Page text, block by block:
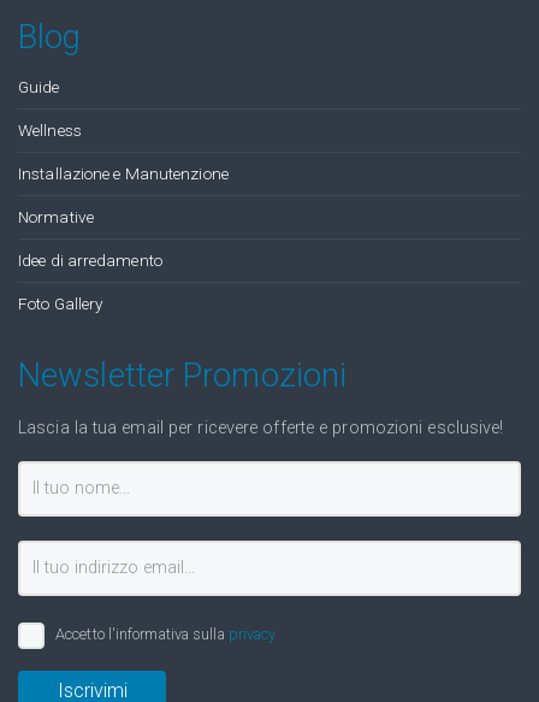
Blog
Guide
Wellness
Installazione e Manutenzione
Normative
Idee di arredamento
Foto Gallery
Newsletter Promozioni
Lascia la tua email per ricevere offerte e promozioni esclusive!
Accetto l'informativa sulla privacy
Iscrivimi